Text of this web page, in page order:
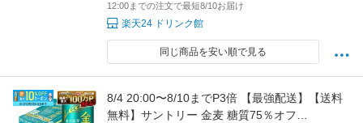
12:00までの注文で最短8/10お届け
楽天24 ドリンク館
同じ商品を安い順で見る
8/4 20:00〜8/10までP3倍 【最強配送】【送料
無料】サントリー 金麦 糖質75％オフ